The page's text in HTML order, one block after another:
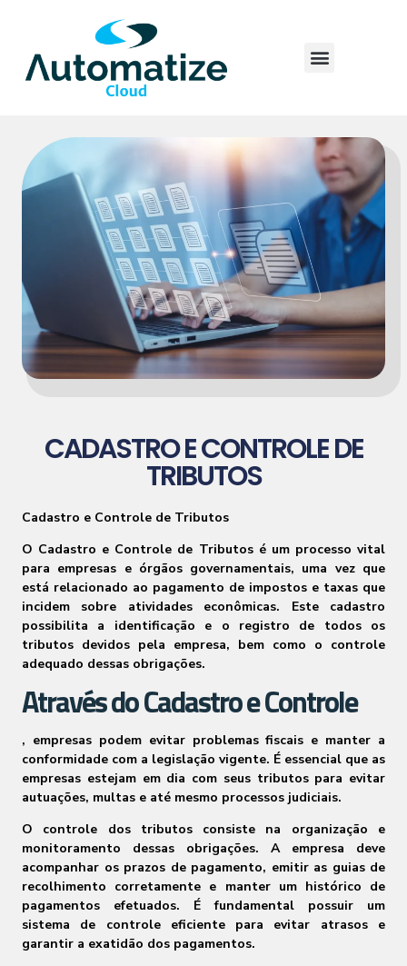
CADASTRO E CONTROLE DE
TRIBUTOS
Cadastro e Controle de Tributos
O Cadastro e Controle de Tributos é um processo vital
para empresas e órgãos governamentais, uma vez que
está relacionado ao pagamento de impostos e taxas que
incidem sobre atividades econômicas. Este cadastro
possibilita a identificação e o registro de todos os
tributos devidos pela empresa, bem como o controle
adequado dessas obrigações.
Através do Cadastro e Controle
, empresas podem evitar problemas fiscais e manter a
conformidade com a legislação vigente. É essencial que as
empresas estejam em dia com seus tributos para evitar
autuações, multas e até mesmo processos judiciais.
O controle dos tributos consiste na organização e
monitoramento dessas obrigações. A empresa deve
acompanhar os prazos de pagamento, emitir as guias de
recolhimento corretamente e manter um histórico de
pagamentos efetuados. É fundamental possuir um
sistema de controle eficiente para evitar atrasos e
garantir a exatidão dos pagamentos.